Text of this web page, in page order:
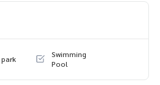
ายละเอียดเพิ่มเติม
park
Swimming
Pool